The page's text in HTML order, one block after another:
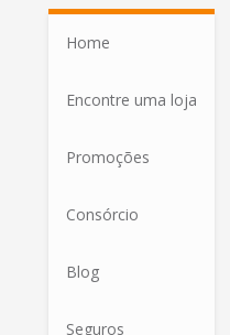
Home
Encontre uma loja
Promoções
Consórcio
Blog
Seguros